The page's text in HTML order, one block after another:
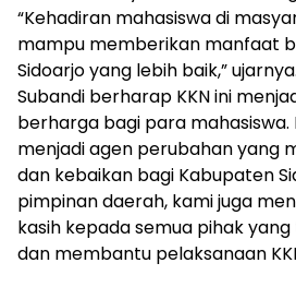
“Kehadiran mahasiswa di
mampu memberikan manfaat
Sidoarjo yang lebih baik,”
Subandi berharap KKN ini
berharga bagi para
menjadi agen perubahan yang
dan kebaikan bagi Kabupaten
pimpinan daerah, kami juga
kasih kepada semua pihak
dan membantu pelaksanaan